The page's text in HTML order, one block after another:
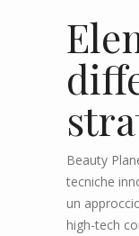
Beauty
tecniche
un
high-tech